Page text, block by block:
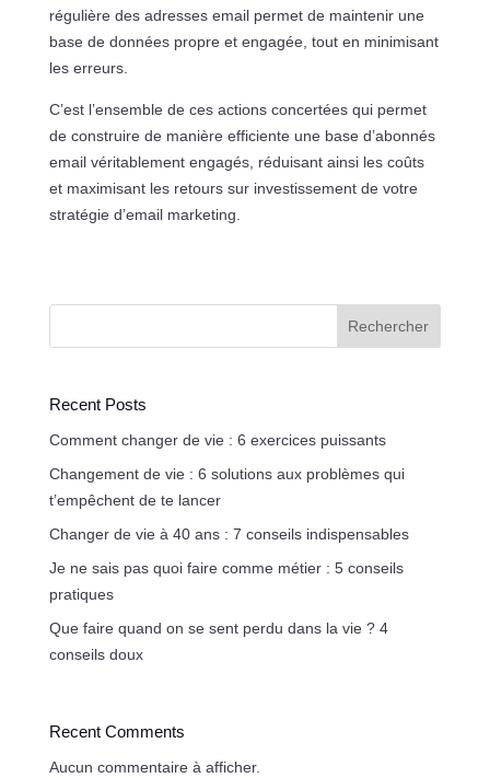
régulière des adresses email permet de maintenir une
base de données propre et engagée, tout en minimisant
les erreurs.
C’est l’ensemble de ces actions concertées qui permet
de construire de manière efficiente une base d’abonnés
email véritablement engagés, réduisant ainsi les coûts
et maximisant les retours sur investissement de votre
stratégie d’email marketing.
Rechercher
Recent Posts
Comment changer de vie : 6 exercices puissants
Changement de vie : 6 solutions aux problèmes qui
t’empêchent de te lancer
Changer de vie à 40 ans : 7 conseils indispensables
Je ne sais pas quoi faire comme métier : 5 conseils
pratiques
Que faire quand on se sent perdu dans la vie ? 4
conseils doux
Recent Comments
Aucun commentaire à afficher.